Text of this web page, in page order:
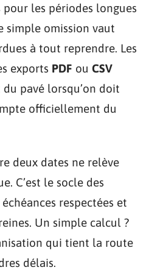
les périodes longues
simple omission vaut
à tout reprendre. Les
exports PDF ou CSV
pavé lorsqu’on doit
officiellement du
deux dates ne relève
C’est le socle des
respectées et
Un simple calcul ?
qui tient la route
délais.